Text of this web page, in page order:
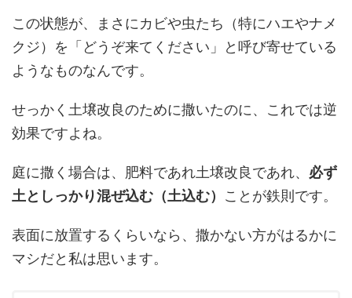
この状態が、まさにカビや虫たち（特にハエやナメ
クジ）を「どうぞ来てください」と呼び寄せている
ようなものなんです。
せっかく土壌改良のために撒いたのに、これでは逆
効果ですよね。
庭に撒く場合は、肥料であれ土壌改良であれ、 必ず
土としっかり混ぜ込む（土込む） ことが鉄則です。
表面に放置するくらいなら、撒かない方がはるかに
マシだと私は思います。